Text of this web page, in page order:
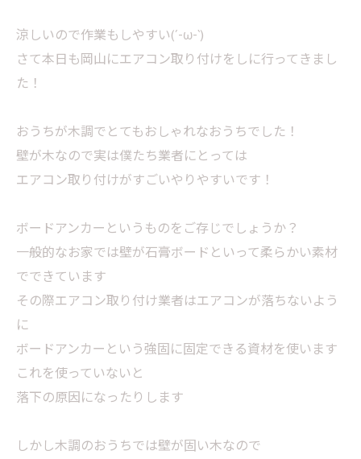
涼しいので作業もしやすい(´-ω-`)
さて本日も岡山にエアコン取り付けをしに行ってきまし
た！
おうちが木調でとてもおしゃれなおうちでした！
壁が木なので実は僕たち業者にとっては
エアコン取り付けがすごいやりやすいです！
ボードアンカーというものをご存じでしょうか？
一般的なお家では壁が石膏ボードといって柔らかい素材
でできています
その際エアコン取り付け業者はエアコンが落ちないよう
に
ボードアンカーという強固に固定できる資材を使います
これを使っていないと
落下の原因になったりします
しかし木調のおうちでは壁が固い木なので